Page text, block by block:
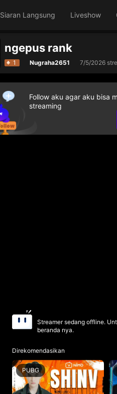
Siaran Langsung Liveshow
ngepus rank
1 Nugraha2651 7/5/2026
Streamer sedang offline.
beranda nya.
Direkomendasikan
PUBG
Follow aku agar aku bisa
streaming